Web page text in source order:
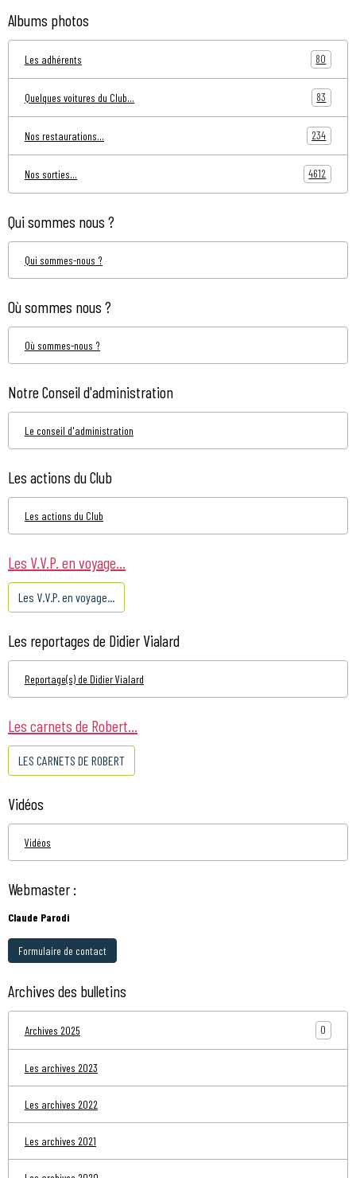
Albums photos
Les adhérents 80
Quelques voitures du Club... 83
Nos restaurations... 234
Nos sorties... 4612
Qui sommes nous ?
Qui sommes-nous ?
Où sommes nous ?
Où sommes-nous ?
Notre Conseil d'administration
Le conseil d'administration
Les actions du Club
Les actions du Club
Les V.V.P. en voyage...
Les V.V.P. en voyage...
Les reportages de Didier Vialard
Reportage(s) de Didier Vialard
Les carnets de Robert...
LES CARNETS DE ROBERT
Vidéos
Vidéos
Webmaster :
Claude Parodi
Formulaire de contact
Archives des bulletins
Archives 2025 0
Les archives 2023
Les archives 2022
Les archives 2021